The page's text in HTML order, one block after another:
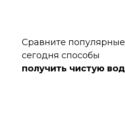
Сравните популярные
сегодня способы
получить чистую